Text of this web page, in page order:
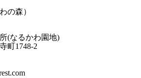
の森）
(なるかわ園地)
町1748-2